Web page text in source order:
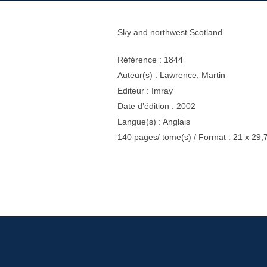
Sky and northwest Scotland
Référence : 1844
Auteur(s) : Lawrence, Martin
Editeur : Imray
Date d’édition : 2002
Langue(s) : Anglais
140 pages/ tome(s) / Format : 21 x